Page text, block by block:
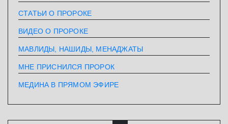
СТАТЬИ О ПРОРОКЕ
ВИДЕО О ПРОРОКЕ
МАВЛИДЫ, НАШИДЫ, МЕНАДЖАТЫ
МНЕ ПРИСНИЛСЯ ПРОРОК
МЕДИНА В ПРЯМОМ ЭФИРЕ